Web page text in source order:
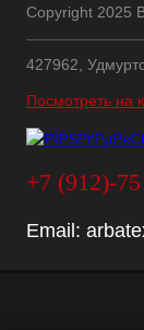
Copyright 2025
427962,
Посмотреть на
+7 (912)-
Email: